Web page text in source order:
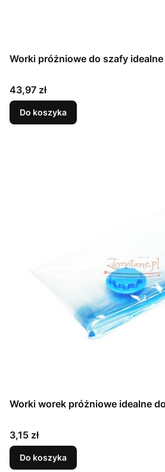
Worki próżniowe do szafy
Cena
43,97 zł
Do koszyka
Worki worek próżniowe idealne
Cena
3,15 zł
Do koszyka